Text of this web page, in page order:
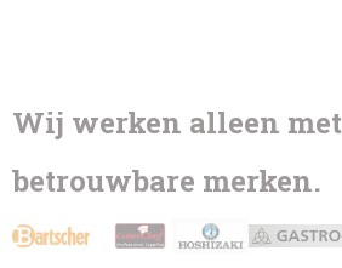
Wij werken alleen met
betrouwbare merken.